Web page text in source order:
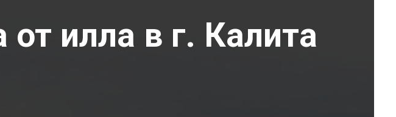
илла в г. Калита